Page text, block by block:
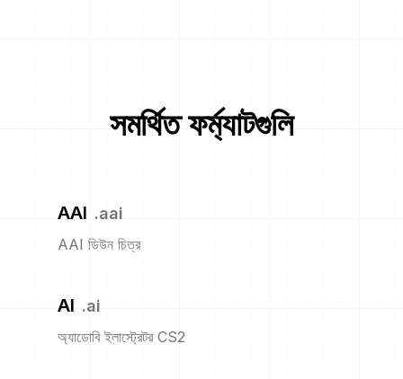
সমর্থিত ফর্ম্যাটগুলি
AAI .aai
AAI ডিউন চিত্র
AI .ai
অ্যাডোবি ইলাস্ট্রেটর CS2